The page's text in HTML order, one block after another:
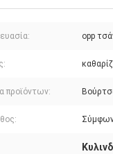
opp
προϊόντων: